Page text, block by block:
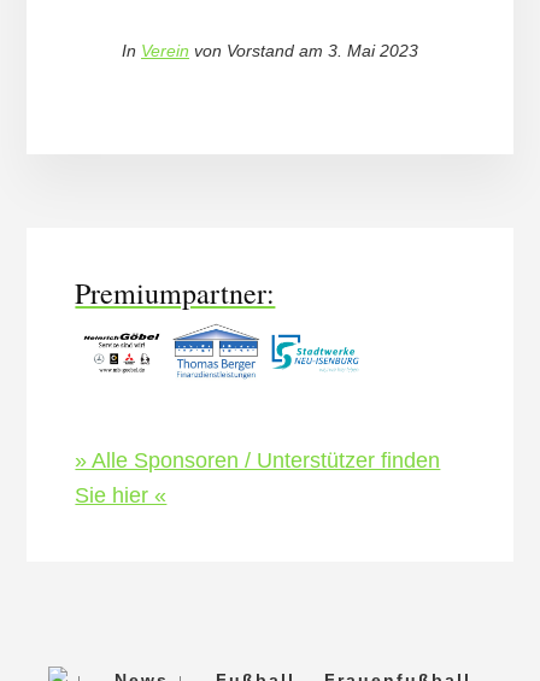
In Verein von Vorstand am 3. Mai 2023
Premiumpartner:
» Alle Sponsoren / Unterstützer finden
Sie hier «